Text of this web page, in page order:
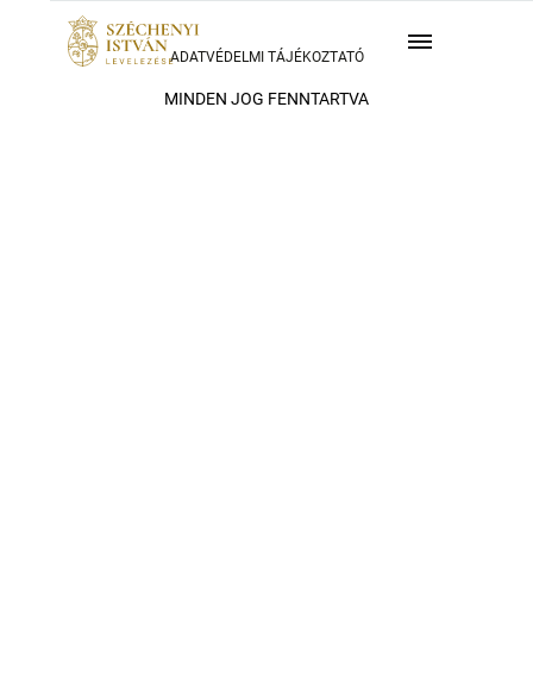
MINDEN JOG FENNTARTVA
ADATVÉDELMI TÁJÉKOZTATÓ